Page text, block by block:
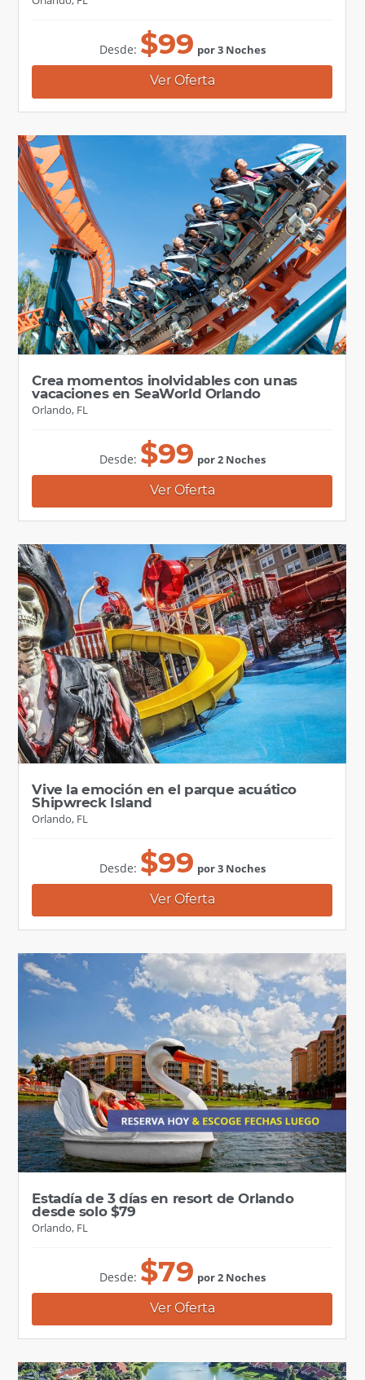
Desde: $99 por 3 Noches
Ver Oferta
Crea momentos inolvidables con unas
vacaciones en SeaWorld Orlando
Orlando, FL
Desde: $99 por 2 Noches
Ver Oferta
Vive la emoción en el parque acuático
Shipwreck Island
Orlando, FL
Desde: $99 por 3 Noches
Ver Oferta
Estadía de 3 días en resort de Orlando
desde solo $79
Orlando, FL
Desde: $79 por 2 Noches
Ver Oferta